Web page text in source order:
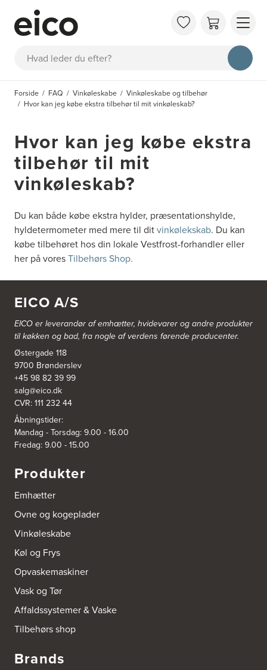
Søg
OM
FAQ
Forside FAQ Vinkøleskabe
Vinkøleskabe og tilbehør
Hvor kan jeg købe ekstra tilbehør til mit vinkøleskab?
Hvor kan jeg købe ekstra
tilbehør til mit
vinkøleskab?
Du kan både købe ekstra hylder, præsentationshylde,
hyldetermometer med mere til ditvinkølekskab. Du kan
købe tilbehøret hos din lokale Vestfrost-forhandler eller
her på voresTilbehørs Shop.
EICO A/S
EICO er leverandør af emhætter, hvidevarer ogandre produkter
til køkken og bad, fra nogle af verdens førende producenter.
Østergade 118
9700 Brønderslev
+45 98 82 39 99
salg@eico.dk
CVR: 111 232 44
Åbningstider:
Mandag - Torsdag: 9.00 - 16.00
Fredag: 9.00 - 15.00
Produkter
Emhætter
Ovne og kogeplader
Vinkøleskabe
Køl og Frys
Opvaskemaskiner
Vask og Tør
Affaldssystemer & Vaske
Tilbehørs shop
Brands